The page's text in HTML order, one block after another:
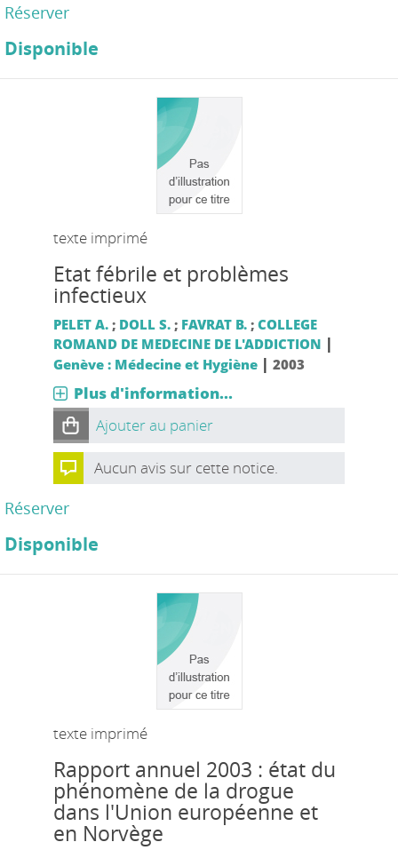
Réserver
Disponible
texte imprimé
Etat fébrile et problèmes
infectieux
PELET A.; DOLL S.; FAVRAT B.; COLLEGE
ROMAND DE MEDECINE DE L'ADDICTION |
Genève : Médecine et Hygiène| 2003
Plus d'information...
Ajouter au panier
Aucun avis sur cette notice.
Réserver
Disponible
texte imprimé
Rapport annuel 2003 : état du
phénomène de la drogue
dans l'Union européenne et
en Norvège